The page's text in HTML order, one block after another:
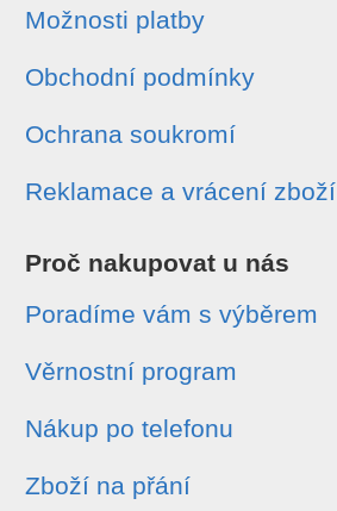
Možnosti platby
Obchodní podmínky
Ochrana soukromí
Reklamace a vrácení zboží
Proč nakupovat u nás
Poradíme vám s výběrem
Věrnostní program
Nákup po telefonu
Zboží na přání